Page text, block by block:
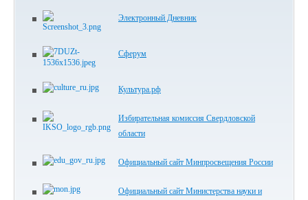
Электронный Дневник
Сферум
Культура.рф
Избирательная комиссия Свердловской
области
Официальный сайт Минпросвещения России
Официальный сайт Министерства науки и